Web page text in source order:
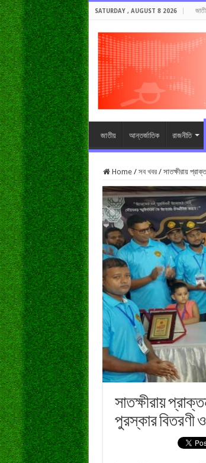
SATURDAY , AUGUST 8 2026
জাতীয় আন্তর্জাতিক রাজনীতি
Home / সব খবর / সাতক্ষীরায়
সাতক্ষীরায়
পুরস্কার বিতরণী